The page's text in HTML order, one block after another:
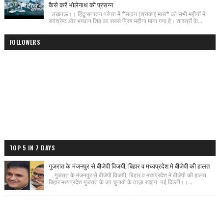
कैसे करें भोलेनाथ को प्रसन्न
लखनऊ।। हिंदू सनातन परंपरा में *सावन (श्रावण) मास* को सभी महीनों में
सर्वश्रेष्ठ और भगवान शिव का सबसे प्रिय महीना माना गया है। शास्त्रों के...
FOLLOWERS
TOP 5 IN 7 DAYS
गुजरात के मंजनपुर से बीजेपी विजयी, बिहार व मध्यप्रदेश मे बीजेपी की हालत
गुजरात के मंजनपुर से बीजेपी विजयी, बिहार व मध्यप्रदेश मे बीजेपी की हालत
बिहार मध्यप्रदेश गुजरात के उप चुनावों के ताज़ा रुझान नई दिल्ली।।...